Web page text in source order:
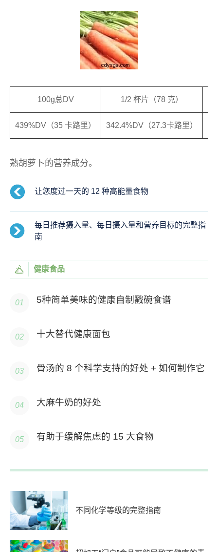
100g总DV 1/2 杯片（78 克）
439%DV（35 卡路里） 342.4%DV（27.3卡路里）
熟胡萝卜的营养成分。
让您度过一天的 12 种高能量食物
每日推荐摄入量、每日摄入量和营养目标的完整指
南
健康食品
5种简单美味的健康自制戳碗食谱
十大替代健康面包
骨汤的 8 个科学支持的好处 + 如何制作它
大麻牛奶的好处
有助于缓解焦虑的 15 大食物
不同化学等级的完整指南